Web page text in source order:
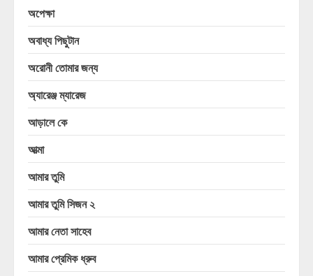
অপেক্ষা
অবাধ্য পিছুটান
অরোনী তোমার জন্য
অ্যারেঞ্জ ম্যারেজ
আড়ালে কে
আত্মা
আমার তুমি
আমার তুমি সিজন ২
আমার নেতা সাহেব
আমার প্রেমিক ধ্রুব